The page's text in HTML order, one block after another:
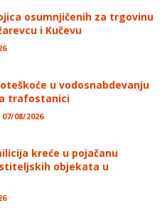
osumnjičenih za trgovinu
i Kučevu
u vodosnabdevanju
trafostanici
07/08/2026
kreće u pojačanu
objekata u